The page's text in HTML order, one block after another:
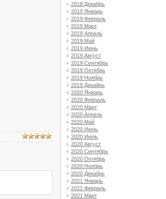
2018 Декабрь
2019 Январь
2019 Февраль
2019 Март
2019 Апрель
2019 Май
2019 Июнь
2019 Август
2019 Сентябрь
2019 Октябрь
2019 Ноябрь
2019 Декабрь
2020 Январь
2020 Февраль
2020 Март
2020 Апрель
2020 Май
2020 Июнь
2020 Июль
2020 Август
2020 Сентябрь
2020 Октябрь
2020 Ноябрь
2020 Декабрь
2021 Январь
2021 Февраль
2021 Март